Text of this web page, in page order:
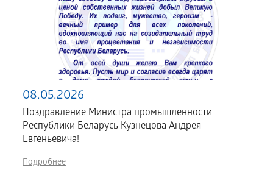
08.05.2026
Поздравление Министра промышленности
Республики Беларусь Кузнецова Андрея
Евгеньевича!
Подробнее